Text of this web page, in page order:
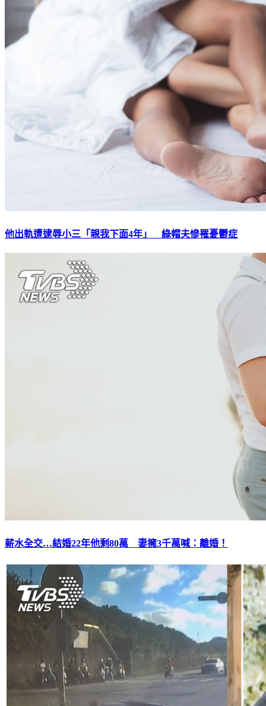
他出軌遭逮辱小三「親我下面4年」 綠帽夫慘罹憂鬱症
薪水全交…結婚22年他剩80萬 妻擁3千萬喊：離婚！